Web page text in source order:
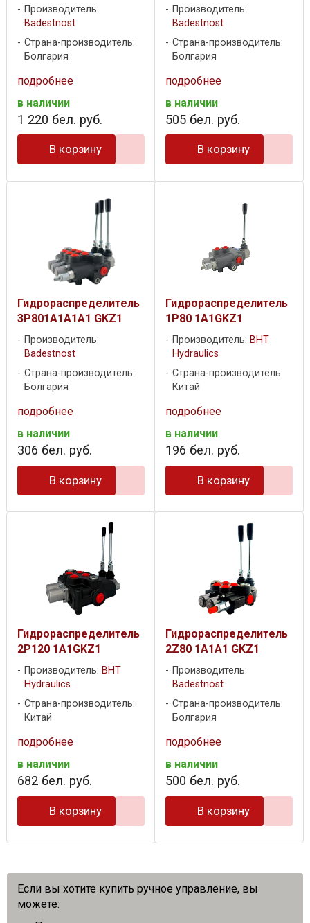
Производитель:
Badestnost
Страна-производитель:
Болгария
подробнее
в наличии
1 220 бел. руб.
В корзину
Производитель:
Badestnost
Страна-производитель:
Болгария
подробнее
в наличии
505 бел. руб.
В корзину
Гидрораспределитель
3P801A1A1A1 GKZ1
Производитель:
Badestnost
Страна-производитель:
Болгария
подробнее
в наличии
306 бел. руб.
В корзину
Гидрораспределитель
1P80 1A1GKZ1
Производитель: BHT
Hydraulics
Страна-производитель:
Китай
подробнее
в наличии
196 бел. руб.
В корзину
Гидрораспределитель
2P120 1A1GKZ1
Производитель: BHT
Hydraulics
Страна-производитель:
Китай
подробнее
в наличии
682 бел. руб.
В корзину
Гидрораспределитель
2Z80 1A1A1 GKZ1
Производитель:
Badestnost
Страна-производитель:
Болгария
подробнее
в наличии
500 бел. руб.
В корзину
Если вы хотите купить ручное управление, вы
можете: